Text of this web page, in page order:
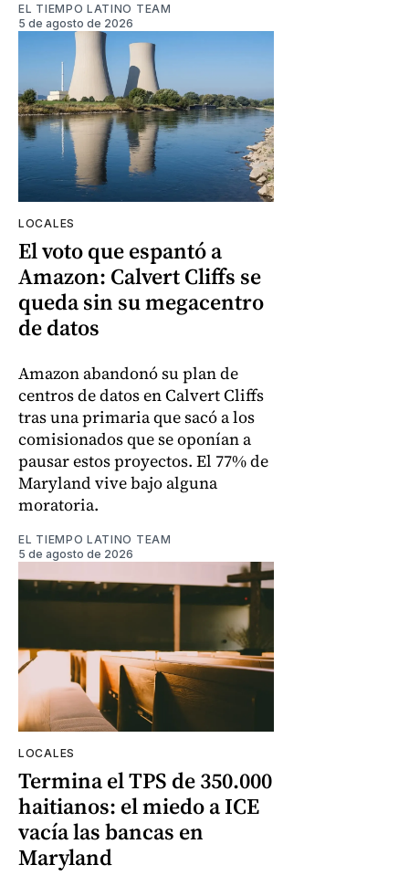
EL TIEMPO LATINO TEAM
5 de agosto de 2026
LOCALES
El voto que espantó a
Amazon: Calvert Cliffs se
queda sin su megacentro
de datos
Amazon abandonó su plan de
centros de datos en Calvert Cliffs
tras una primaria que sacó a los
comisionados que se oponían a
pausar estos proyectos. El 77% de
Maryland vive bajo alguna
moratoria.
EL TIEMPO LATINO TEAM
5 de agosto de 2026
LOCALES
Termina el TPS de 350.000
haitianos: el miedo a ICE
vacía las bancas en
Maryland